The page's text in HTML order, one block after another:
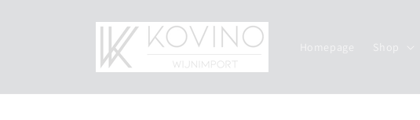
Homepage Shop